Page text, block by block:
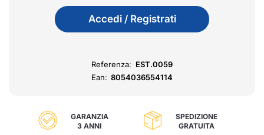
Accedi / Registrati
Referenza: EST.0059
Ean: 8054036554114
GARANZIA
3 ANNI
SPEDIZIONE
GRATUITA